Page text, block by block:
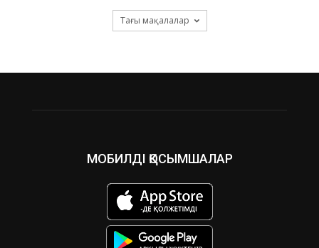
Тағы мақалалар
МОБИЛДІ ҚОСЫМШАЛАР